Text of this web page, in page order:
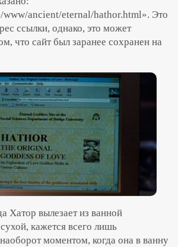
ancient/eternal/hathor.html». Это
ссылки, однако, это может
что сайт был заранее сохранен на
Хатор вылезает из ванной
кажется всего лишь
моментом, когда она в ванну